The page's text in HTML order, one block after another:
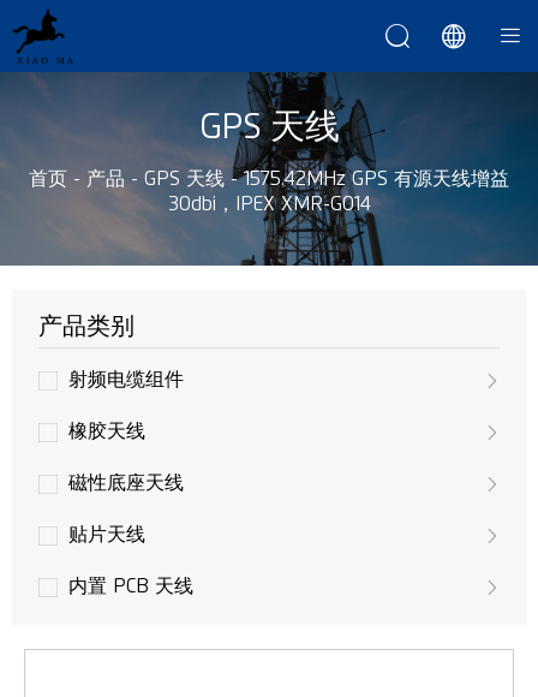
  
GPS 天线
首页 - 产品 - GPS 天线 -1575.42MHz GPS 有源天线增益
30dbi，IPEX XMR-G014
产品类别
射频电缆组件
橡胶天线
磁性底座天线
贴片天线
内置 PCB 天线